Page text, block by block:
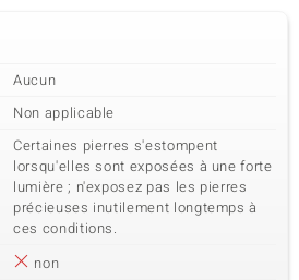
Aucun
Non applicable
Certaines pierres s'estompent
lorsqu'elles sont exposées à une forte
lumière ; n'exposez pas les pierres
précieuses inutilement longtemps à
ces conditions.
non